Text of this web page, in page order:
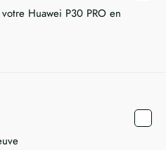
Huawei P30 PRO en